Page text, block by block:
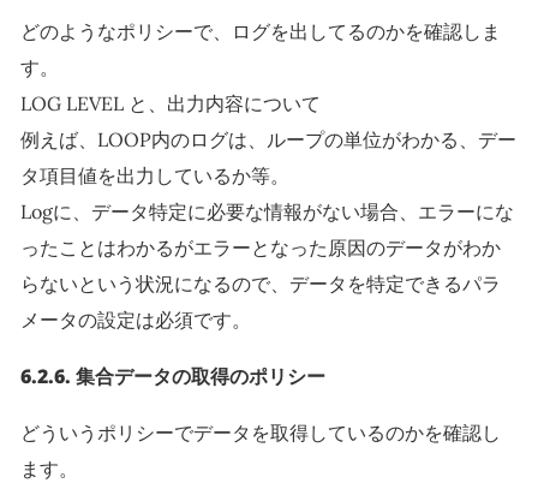
どのようなポリシーで、ログを出してるのかを確認しま
す。
LOG LEVEL と、出力内容について
例えば、LOOP内のログは、ループの単位がわかる、デー
タ項目値を出力しているか等。
Logに、データ特定に必要な情報がない場合、エラーにな
ったことはわかるがエラーとなった原因のデータがわか
らないという状況になるので、データを特定できるパラ
メータの設定は必須です。
6.2.6. 集合データの取得のポリシー
どういうポリシーでデータを取得しているのかを確認し
ます。